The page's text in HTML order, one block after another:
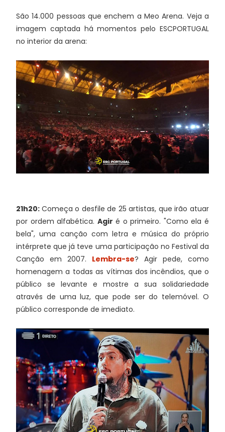
São 14.000 pessoas que enchem a Meo Arena. Veja a
imagem captada há momentos pelo ESCPORTUGAL
no interior da arena:
21h20: Começa o desfile de 25 artistas, que irão atuar
por ordem alfabética. Agir é o primeiro. "Como ela é
bela", uma canção com letra e música do próprio
intérprete que já teve uma participação no Festival da
Canção em 2007. Lembra-se? Agir pede, como
homenagem a todas as vítimas dos incêndios, que o
público se levante e mostre a sua solidariedade
através de uma luz, que pode ser do telemóvel. O
público corresponde de imediato.